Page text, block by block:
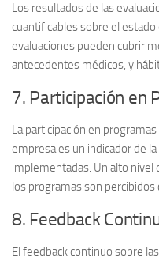
Los resultados de las
cuantificables sobre el
evaluaciones pueden cubrir
antecedentes médicos, y
7. Participación en
Laparticipación en
empresa es un indicador de
implementadas. Un alto nivel
los programas son
8. Feedback
El feedback continuo sobre